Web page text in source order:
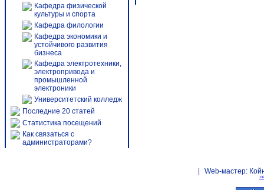
Кафедра физической
культуры и спорта
Кафедра филологии
Кафедра экономики и
устойчивого развития
бизнеса
Кафедра электротехники,
электропривода и
промышленной
электроники
Университетский колледж
Последние 20 статей
Статистика посещений
Как связаться с
администраторами?
Web-мастер: